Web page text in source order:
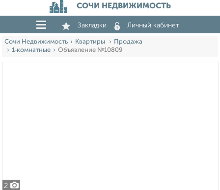
СОЧИ НЕДВИЖИМОСТЬ
Закладки Личный кабинет
Сочи Недвижимость Квартиры
Продажа
1‑комнатные
Объявление №10809
2